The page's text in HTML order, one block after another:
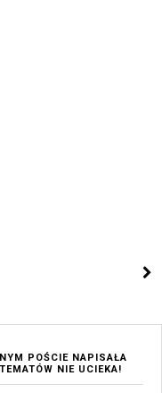
POŚCIE NAPISAŁA
NIE UCIEKA!